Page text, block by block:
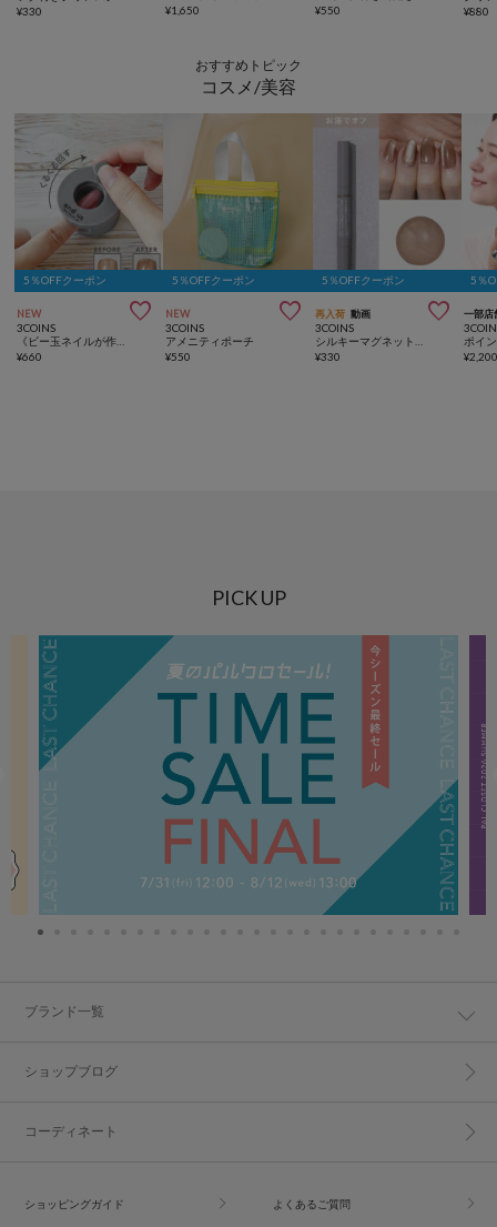
¥330
¥1,650
¥550 ¥880
おすすめトピック
コスメ/美容
5％OFFクーポン
NEW 
3COINS
¥660
5％OFFクーポン
NEW 
3COINS
アメニティポーチ
¥550
5％OFFクーポン
再入荷 動画 
3COINS
¥330
5％
一部店
¥
PICK UP
ブランド一覧
ショップブログ
コーディネート
ショッピングガイド よくあるご質問